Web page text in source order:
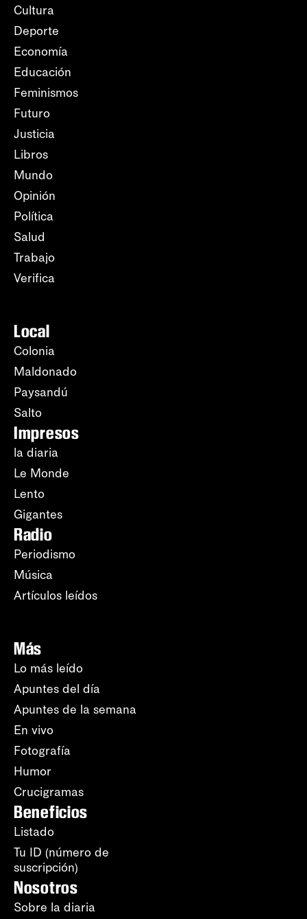
Cultura
Deporte
Economía
Educación
Feminismos
Futuro
Justicia
Libros
Mundo
Opinión
Política
Salud
Trabajo
Verifica
Local
Colonia
Maldonado
Paysandú
Salto
Impresos
la diaria
Le Monde
Lento
Gigantes
Radio
Periodismo
Música
Artículos leídos
Más
Lo más leído
Apuntes del día
Apuntes de la semana
En vivo
Fotografía
Humor
Crucigramas
Beneficios
Listado
Tu ID (número de
suscripción)
Nosotros
Sobre la diaria